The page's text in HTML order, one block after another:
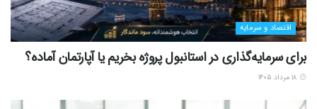
اقتصاد و سرمایه
برای سرمایه‌گذاری در استانبول پروژه بخریم یا آپارتمان آماده؟